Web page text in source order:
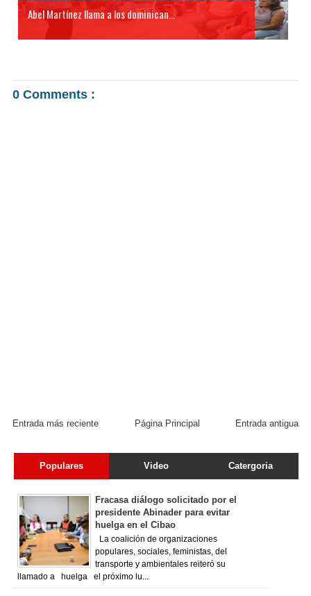
Abel Martínez llama a los dominican...
0 Comments :
Entrada más reciente Entrada antigua
Página Principal
Populares Video Catergoria
Fracasa diálogo solicitado por el
presidente Abinader para evitar
huelga en el Cibao
La coalición de organizaciones
populares, sociales, feministas, del
transporte y ambientales reiteró su
llamado a huelga el próximo lu...